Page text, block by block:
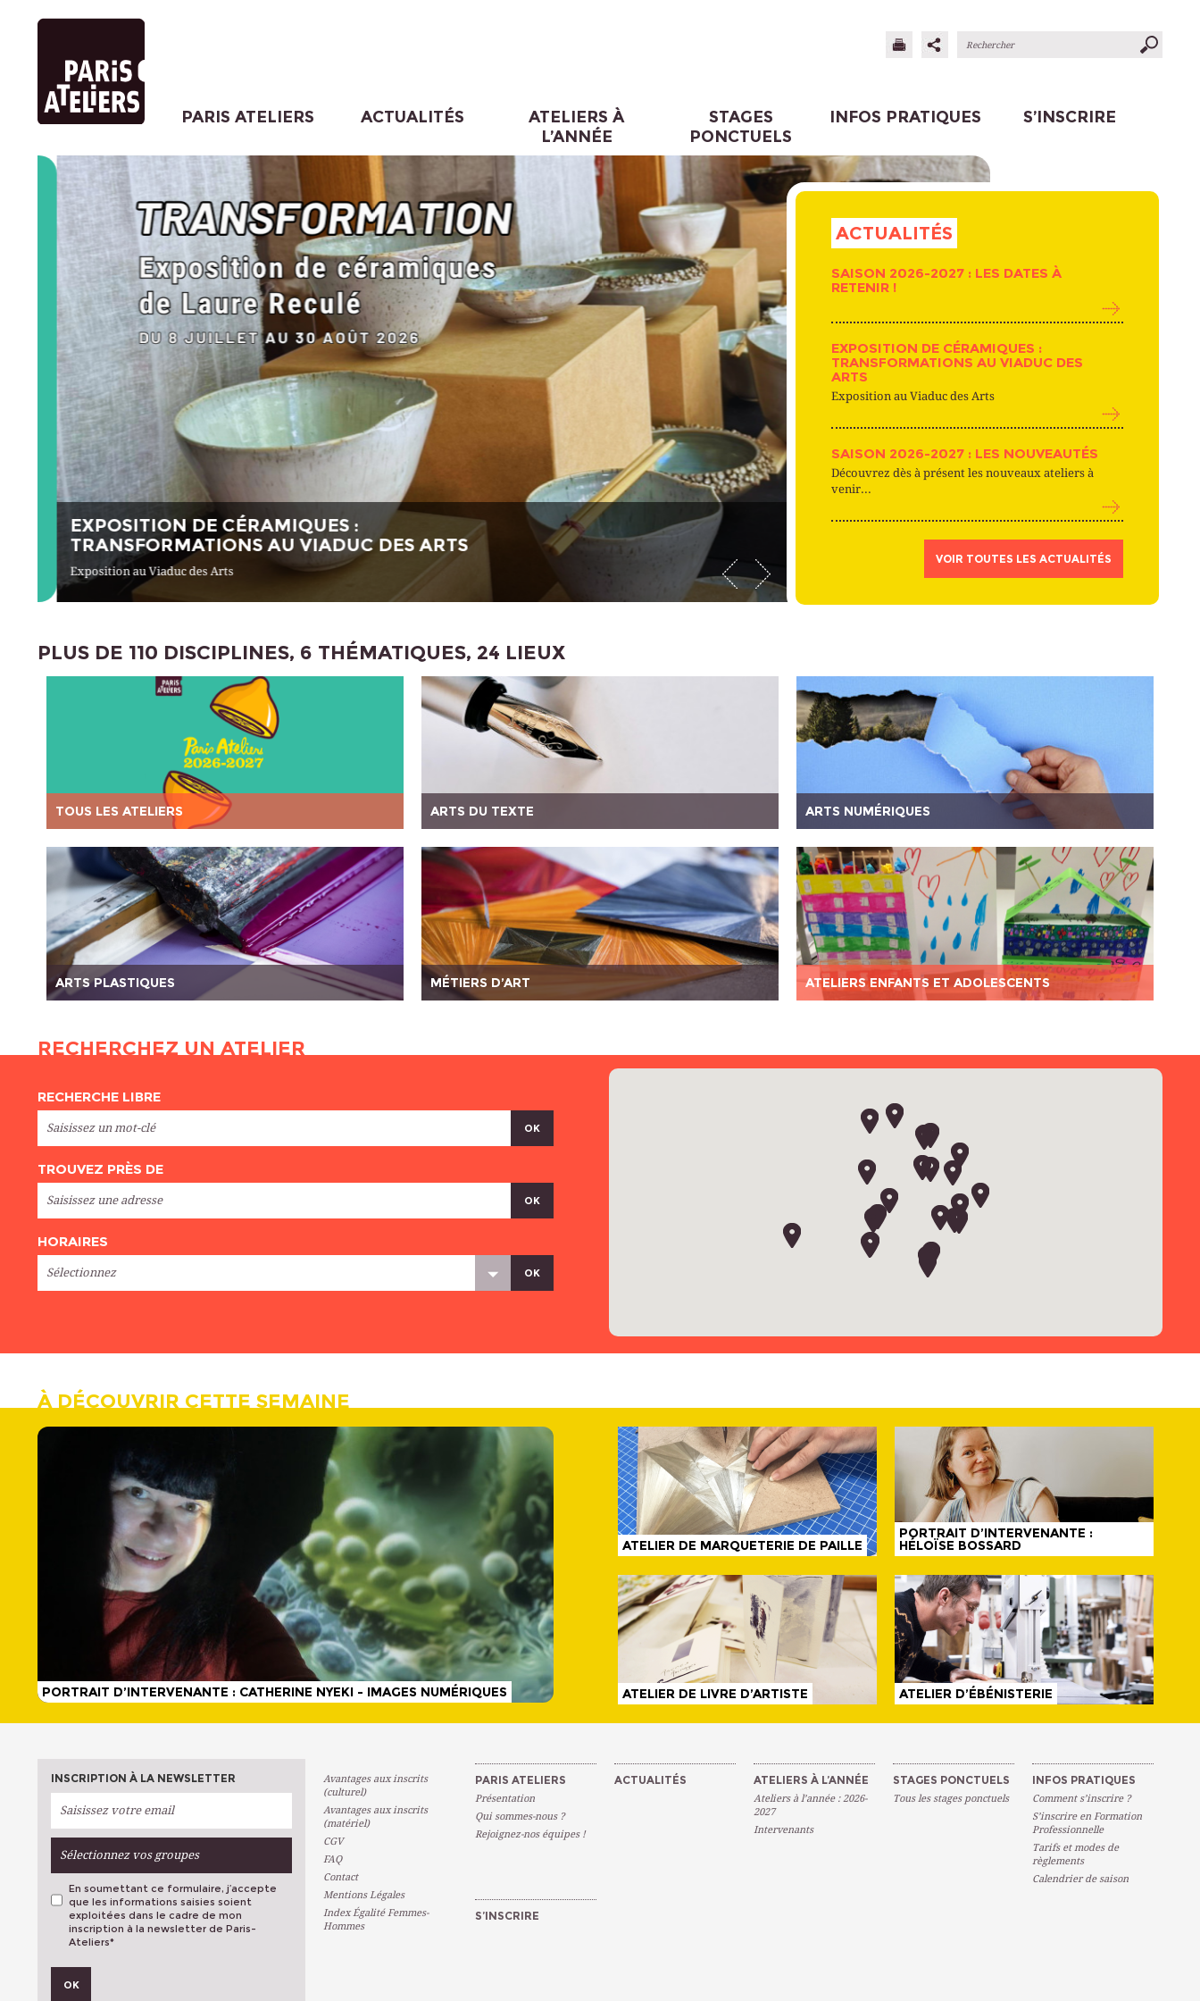
PARIS ATELIERS ACTUALITÉS
ATELIERS À
L’ANNÉE
STAGES
PONCTUELS
INFOS PRATIQUES S’INSCRIRE
EXPOSITION DE CÉRAMIQUES :
TRANSFORMATIONS AU VIADUC DES ARTS
Exposition au Viaduc des Arts STAGES DE
ACTUALITÉS
SAISON 2026-2027 : LES DATES À
RETENIR !
EXPOSITION DE CÉRAMIQUES :
TRANSFORMATIONS AU VIADUC DES
ARTS
Exposition au Viaduc des Arts
SAISON 2026-2027 : LES NOUVEAUTÉS
Découvrez dès à présent les nouveaux ateliers à
venir...
VOIR TOUTES LES ACTUALITÉS
PLUS DE 110 DISCIPLINES, 6 THÉMATIQUES, 24 LIEUX
TOUS LES ATELIERS ARTS DU TEXTE ARTS NUMÉRIQUES
ARTS PLASTIQUES MÉTIERS D’ART ATELIERS ENFANTS ET ADOLESCENTS
RECHERCHEZ UN ATELIER
RECHERCHE LIBRE
OK
TROUVEZ PRÈS DE
OK
HORAIRES
OK
À DÉCOUVRIR CETTE SEMAINE
PORTRAIT D’INTERVENANTE : CATHERINE NYEKI - IMAGES NUMÉRIQUES
ATELIER DE MARQUETERIE DE PAILLE
PORTRAIT D’INTERVENANTE :
HÉLOÏSE BOSSARD
ATELIER DE LIVRE D’ARTISTE ATELIER D’ÉBÉNISTERIE
INSCRIPTION À LA NEWSLETTER
Sélectionnez vos groupes
Métiers D'art
En soumettant ce formulaire, j’accepte
que les informations saisies soient
exploitées dans le cadre de mon
inscription à la newsletter de Paris-
Ateliers*
OK
Avantages aux inscrits
(culturel)
Avantages aux inscrits
(matériel)
CGV
FAQ
Contact
Mentions Légales
Index Égalité Femmes-
Hommes
PARIS ATELIERS
Présentation
Qui sommes-nous ?
Rejoignez-nos équipes !
ACTUALITÉS ATELIERS À L’ANNÉE
Ateliers à l’année : 2026-
2027
Intervenants
STAGES PONCTUELS
Tous les stages ponctuels
INFOS PRATIQUES
Comment s’inscrire ?
S’inscrire en Formation
Professionnelle
Tarifs et modes de
règlements
Calendrier de saison
S’INSCRIRE